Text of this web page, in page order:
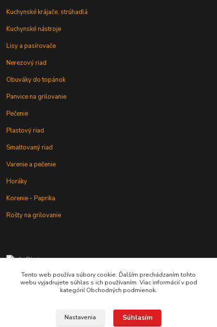
Kuchynské krájače, strúhadlá
Kuchynské nástroje
Lisy a pasírovače
Nerezový riad
Obuváky do topánok
Panvice na grilovanie
Pečenie
Plastový riad
Smaltovaný riad
Varenie a pečenie
Horáky
Korenie - Paprika
Rošty na grilovanie
+421 902 212 007
od 8:00 - do 16:00 hod
Tento web používa súbory cookie. Ďalším prechádzaním tohto
webu vyjadrujete súhlas s ich používaním. Viac informácií v pod
kategórií Obchodných podmienok.
Nastavenia Súhlasím